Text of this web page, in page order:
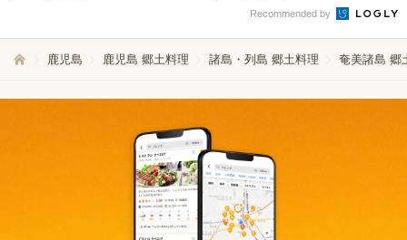
Recommended by
鹿児島 鹿児島 郷土料理 諸島・列島 郷土料理 奄美諸島 郷